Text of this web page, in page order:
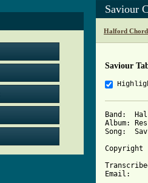
Saviour
Halford
Saviour
Band:
Album:
Song:
Copyright
Email: